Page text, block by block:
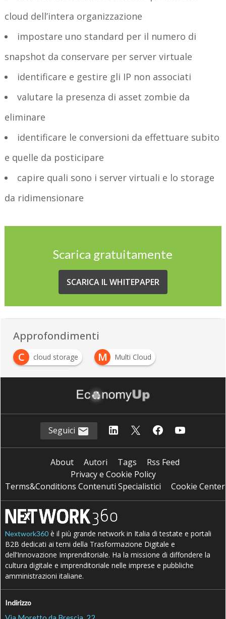
cloud dell’intera organizzazione
impostare uno standard per il numero di
snapshot da conservare per server virtuale
identificare e gestire gli IP non associati
valutare la presenza di asset zombie da
eliminare
identificare le conversioni da effettuare subito
e quelle da posticipare
capire quali sono i server virtuali e lo storage
da ridimensionare
Scarica gratuitamente
SCARICA IL WHITEPAPER
Approfondimenti
C
cloud storage M Multi Cloud
P public cloud
Seguici
About Autori Tags
Rss Feed
Privacy e Cookie Policy
Terms&Conditions Contenuti Specialistici
Cookie Center
Nextwork360 è il più grande network in Italia di testate e portali
B2B dedicati ai temi della Trasformazione Digitale e
dell’Innovazione Imprenditoriale. Ha la missione di diffondere la
cultura digitale e imprenditoriale nelle imprese e pubbliche
amministrazioni italiane.
Indirizzo